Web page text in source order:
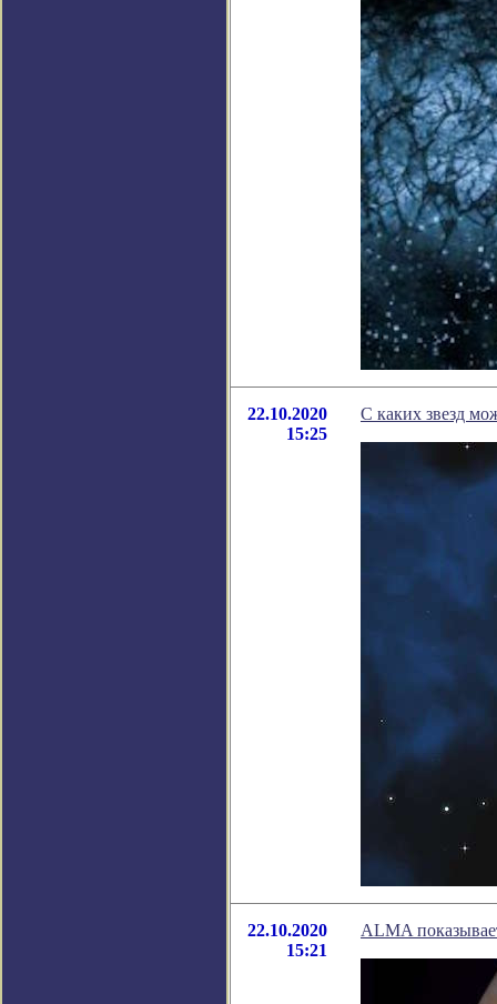
22.10.2020
15:25
С каких звезд
22.10.2020
15:21
ALMA